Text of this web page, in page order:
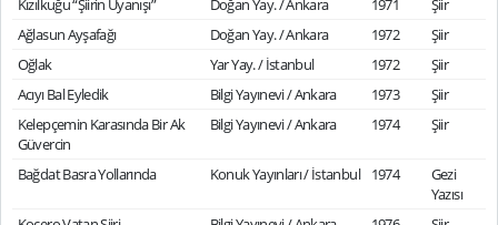
Kızılkuğu “Şiirin Uyanışı”
Doğan Yay. / Ankara 1971
Şiir
Ağlasun Ayşafağı
Doğan Yay. / Ankara 1972
Şiir
Oğlak
Yar Yay. / İstanbul 1972
Şiir
Acıyı Bal Eyledik
Bilgi Yayınevi / Ankara 1973
Şiir
Kelepçemin Karasında Bir Ak
Güvercin
Bilgi Yayınevi / Ankara 1974 Şiir
Bağdat Basra Yollarında Konuk Yayınları / İstanbul 1974
Gezi
Yazısı